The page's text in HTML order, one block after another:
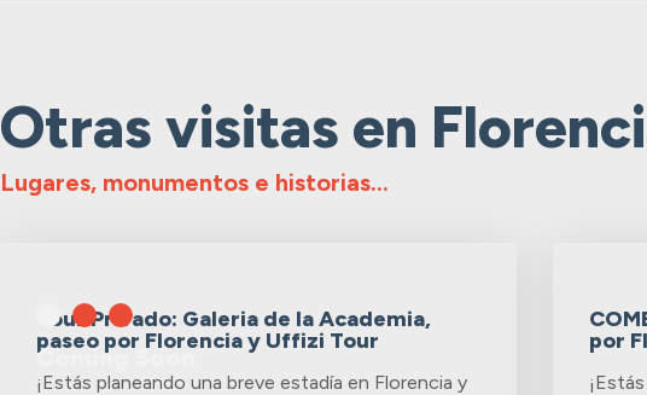
Otras visitas en
Lugares, monumentos e historias...
Coming Soon
Tour Privado: Galeria de la Academia,
paseo por Florencia y Uffizi Tour
¡Estás planeando una breve estadía en Florencia y
por